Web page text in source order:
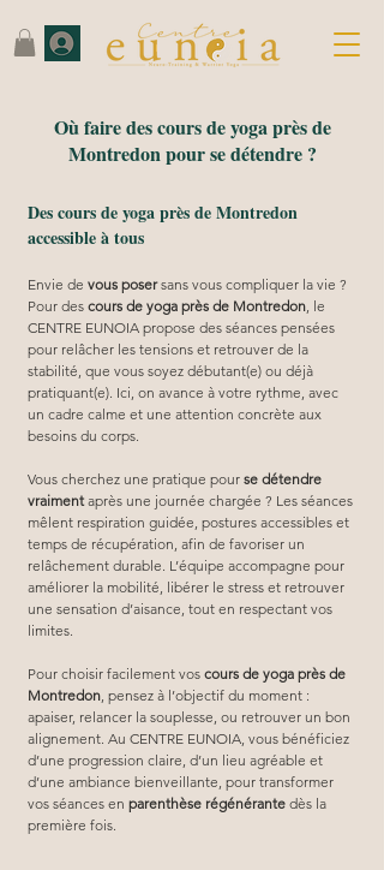
Où faire des cours de yoga près de
Montredon pour se détendre ?
Des cours de yoga près de Montredon
accessible à tous
Envie de vous poser sans vous compliquer la vie ?
Pour des cours de yoga près de Montredon , le
CENTRE EUNOIA propose des séances pensées
pour relâcher les tensions et retrouver de la
stabilité, que vous soyez débutant(e) ou déjà
pratiquant(e). Ici, on avance à votre rythme, avec
un cadre calme et une attention concrète aux
besoins du corps.
Vous cherchez une pratique pour se détendre
vraiment après une journée chargée ? Les séances
mêlent respiration guidée, postures accessibles et
temps de récupération, afin de favoriser un
relâchement durable. L’équipe accompagne pour
améliorer la mobilité, libérer le stress et retrouver
une sensation d’aisance, tout en respectant vos
limites.
Pour choisir facilement vos cours de yoga près de
Montredon , pensez à l’objectif du moment :
apaiser, relancer la souplesse, ou retrouver un bon
alignement. Au CENTRE EUNOIA, vous bénéficiez
d’une progression claire, d’un lieu agréable et
d’une ambiance bienveillante, pour transformer
vos séances en parenthèse régénérante dès la
première fois.